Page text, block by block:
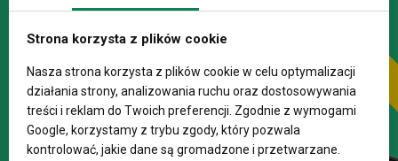
Strona korzysta z plików cookie
Nasza strona korzysta z plików cookie w celu optymalizacji
działania strony, analizowania ruchu oraz dostosowywania
treści i reklam do Twoich preferencji. Zgodnie z wymogami
Google, korzystamy z trybu zgody, który pozwala
kontrolować, jakie dane są gromadzone i przetwarzane.